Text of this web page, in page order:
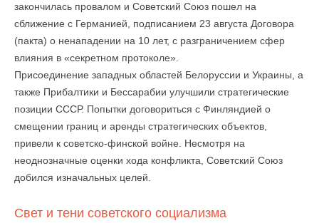
закончилась провалом и Советский Союз пошел на
сближение с Германией, подписанием 23 августа Договора
(пакта) о ненападении на 10 лет, с разграничением сфер
влияния в «секретном протоколе».
Присоединение западных областей Белоруссии и Украины, а
также Прибалтики и Бессарабии улучшили стратегические
позиции СССР. Попытки договориться с Финляндией о
смещении границ и аренды стратегических объектов,
привели к советско-финской войне. Несмотря на
неоднозначные оценки хода конфликта, Советский Союз
добился изначальных целей.
Свет и тени советского социализма